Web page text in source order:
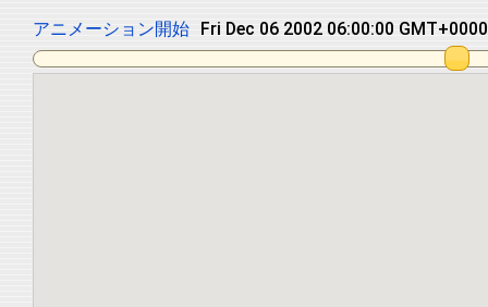
アニメーション開始 Fri Dec 06 2002 18:00:00